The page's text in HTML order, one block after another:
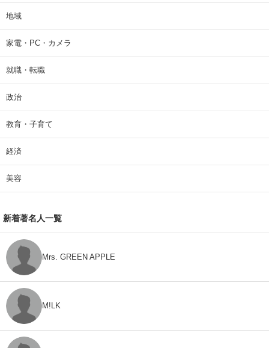
地域
家電・PC・カメラ
就職・転職
政治
教育・子育て
経済
美容
新着著名人一覧
Mrs. GREEN APPLE
M!LK